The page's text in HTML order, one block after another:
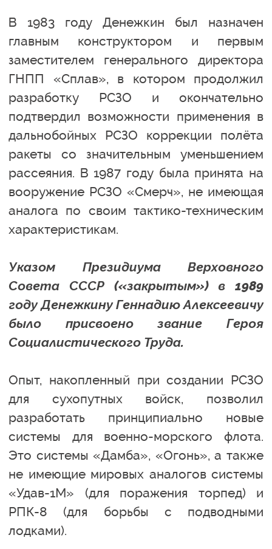
В 1983 году Денежкин был назначен
главным конструктором и первым
заместителем генерального директора
ГНПП «Сплав», в котором продолжил
разработку РСЗО и окончательно
подтвердил возможности применения в
дальнобойных РСЗО коррекции полёта
ракеты со значительным уменьшением
рассеяния. В 1987 году была принята на
вооружение РСЗО «Смерч», не имеющая
аналога по своим тактико-техническим
характеристикам.
Указом Президиума Верховного
Совета СССР («закрытым») в 1989
году Денежкину Геннадию Алексеевичу
было присвоено звание Героя
Социалистического Труда.
Опыт, накопленный при создании РСЗО
для сухопутных войск, позволил
разработать принципиально новые
системы для военно-морского флота.
Это системы «Дамба», «Огонь», а также
не имеющие мировых аналогов системы
«Удав-1М» (для поражения торпед) и
РПК-8 (для борьбы с подводными
лодками).